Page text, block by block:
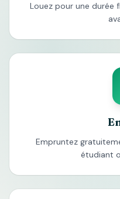
Louez pour une durée
Empruntez
étudiant